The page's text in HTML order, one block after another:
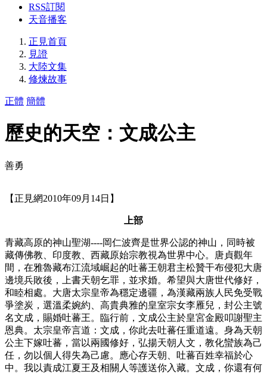
RSS訂閱
天音播客
正見首頁
見證
大陸文集
修煉故事
正體 簡體
歷史的天空：文成公主
善勇
【正見網2010年09月14日】
上部
青藏高原的神山聖湖----岡仁波齊是世界公認的神山，同時被
藏傳佛教、印度教、西藏原始宗教視為世界中心。唐貞觀年
間，在雅魯藏布江流域崛起的吐蕃王朝君主松贊干布侵犯大唐
邊境兵敗後，上書天朝乞罪，並求婚。希望與大唐世代修好，
和睦相處。大唐太宗皇帝為穩定邊疆，為漢藏兩族人民免受戰
爭塗炭，選溫柔婉約、高貴典雅的皇室宗女李雁兒，封公主號
名文成，賜婚吐蕃王。臨行前，文成公主於皇宮金殿叩謝聖主
恩典。太宗皇帝言道：文成，你此去吐蕃任重道遠。身為天朝
公主下嫁吐蕃，當以兩國修好，弘揚天朝人文，教化蠻族為己
任，勿以個人得失為己慮。應心存天朝、吐蕃百姓幸福於心
中。我以責成江夏王及相關人等護送你入藏。文成，你還有何